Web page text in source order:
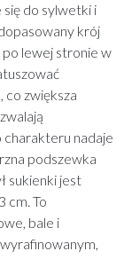
do sylwetki i
krój
po lewej stronie w
co zwiększa
nadaje
podszewka
sukienki jest
cm. To
bale i